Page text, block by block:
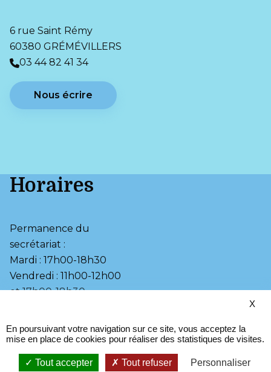
6 rue Saint Rémy
60380 GRÉMÉVILLERS
03 44 82 41 34
Nous écrire
Horaires
Permanence du
secrétariat :
Mardi : 17h00-18h30
Vendredi : 11h00-12h00
et 17h00-18h30
Plan du site •
Mentions légales
Propulsé par l'Adico •
X
En poursuivant votre navigation sur ce site, vous acceptez la
mise en place de cookies pour réaliser des statistiques de visites.
Tout accepter Tout refuser Personnaliser